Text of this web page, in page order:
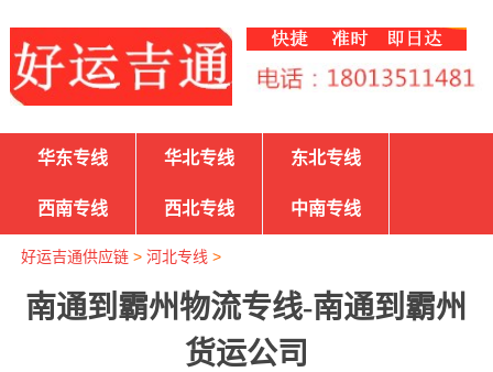
华东专线 华北专线 东北专线
西南专线 西北专线 中南专线
好运吉通供应链> 河北专线 >
南通到霸州物流专线-南通到霸州
货运公司